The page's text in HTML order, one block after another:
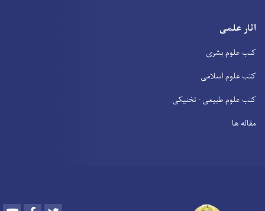
اثار علمی
کتب علوم بشری
کتب علوم اسلامی
کتب علوم طبیعی - تخنیکی
مقاله ها